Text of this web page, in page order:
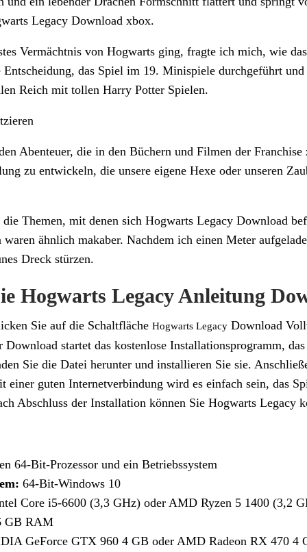
Legacy Download xbox.
Vermächtnis von Hogwarts ging, fragte ich mich, wie
Entscheidung, das Spiel im 19. Minispiele durchgeführt
Reich mit tollen Harry Potter Spielen.
Abenteuer, die in den Büchern und Filmen der
zu entwickeln, die unsere eigene Hexe oder unseren
Themen, mit denen sich Hogwarts Legacy Download
waren ähnlich makaber. Nachdem ich einen Meter
Dreck stürzen.
Hogwarts Legacy Anleitung
Sie auf die Schaltfläche Hogwarts Legacy Download
Download startet das kostenlose Installationsprogramm,
Sie die Datei herunter und installieren Sie sie.
einer guten Internetverbindung wird es einfach sein, das
Abschluss der Installation können Sie Hogwarts Legacy
64-Bit-Prozessor und ein Betriebssystem
64-Bit-Windows 10
Core i5-6600 (3,3 GHz) oder AMD Ryzen 5 1400 (3,2
GB RAM
GeForce GTX 960 4 GB oder AMD Radeon RX 470 4